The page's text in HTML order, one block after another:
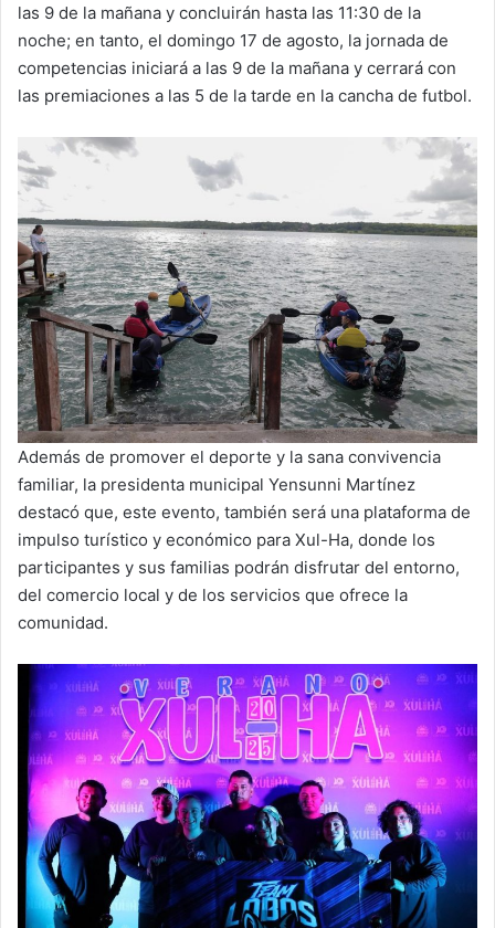
las 9 de la mañana y concluirán hasta las 11:30 de la
noche; en tanto, el domingo 17 de agosto, la jornada de
competencias iniciará a las 9 de la mañana y cerrará con
las premiaciones a las 5 de la tarde en la cancha de futbol.
Además de promover el deporte y la sana convivencia
familiar, la presidenta municipal Yensunni Martínez
destacó que, este evento, también será una plataforma de
impulso turístico y económico para Xul-Ha, donde los
participantes y sus familias podrán disfrutar del entorno,
del comercio local y de los servicios que ofrece la
comunidad.